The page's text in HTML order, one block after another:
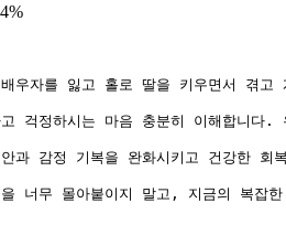
우자를 잃고 홀로 딸을 키우면서 겪
걱정하시는 마음 충분히 이해합니
과 감정 기복을 완화시키고 건강한
너무 몰아붙이지 말고, 지금의 복잡